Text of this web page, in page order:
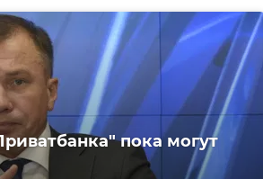
пока могут